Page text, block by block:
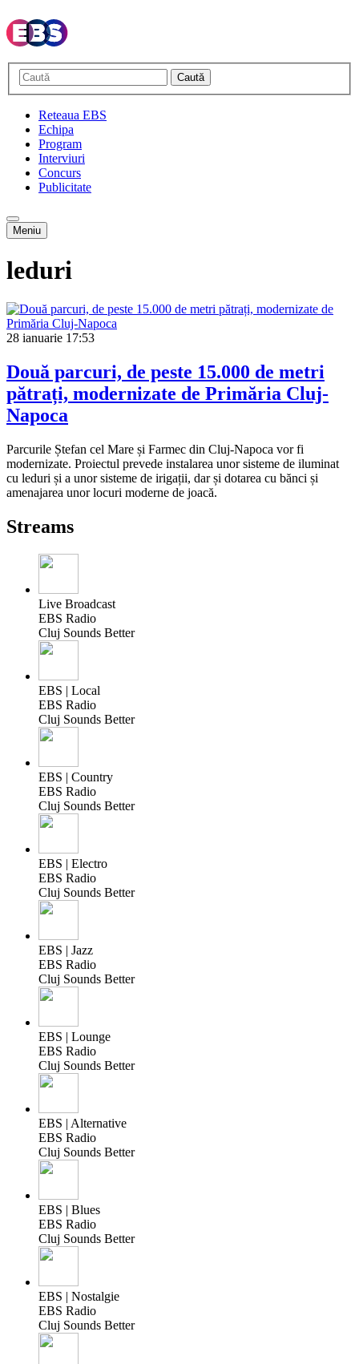
Caută
Reteaua EBS
Echipa
Program
Interviuri
Concurs
Publicitate
Meniu
leduri
28 ianuarie 17:53
Două parcuri, de peste 15.000 de metri
pătrați, modernizate de Primăria Cluj-
Napoca
Parcurile Ștefan cel Mare și Farmec din Cluj-Napoca vor fi
modernizate. Proiectul prevede instalarea unor sisteme de iluminat
cu leduri și a unor sisteme de irigații, dar și dotarea cu bănci și
amenajarea unor locuri moderne de joacă.
Streams
Live Broadcast
EBS Radio
Cluj Sounds Better
EBS | Local
EBS Radio
Cluj Sounds Better
EBS | Country
EBS Radio
Cluj Sounds Better
EBS | Electro
EBS Radio
Cluj Sounds Better
EBS | Jazz
EBS Radio
Cluj Sounds Better
EBS | Lounge
EBS Radio
Cluj Sounds Better
EBS | Alternative
EBS Radio
Cluj Sounds Better
EBS | Blues
EBS Radio
Cluj Sounds Better
EBS | Nostalgie
EBS Radio
Cluj Sounds Better